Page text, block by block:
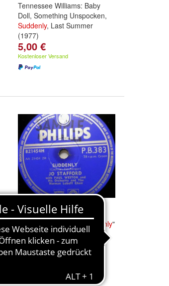
Tennessee Williams: Baby
Doll, Something Unspocken,
Suddenly, Last Summer
(1977)
5,00 €
Kostenloser Versand
Jo Stafford & Paul Weston
"Teach Me Tonight /
Suddenly"
Philips 1954 78rpm 10"
15,00 €